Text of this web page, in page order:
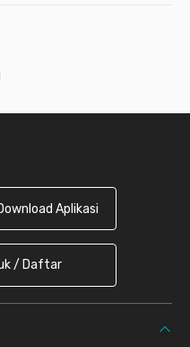
Aplikasi
/ Daftar